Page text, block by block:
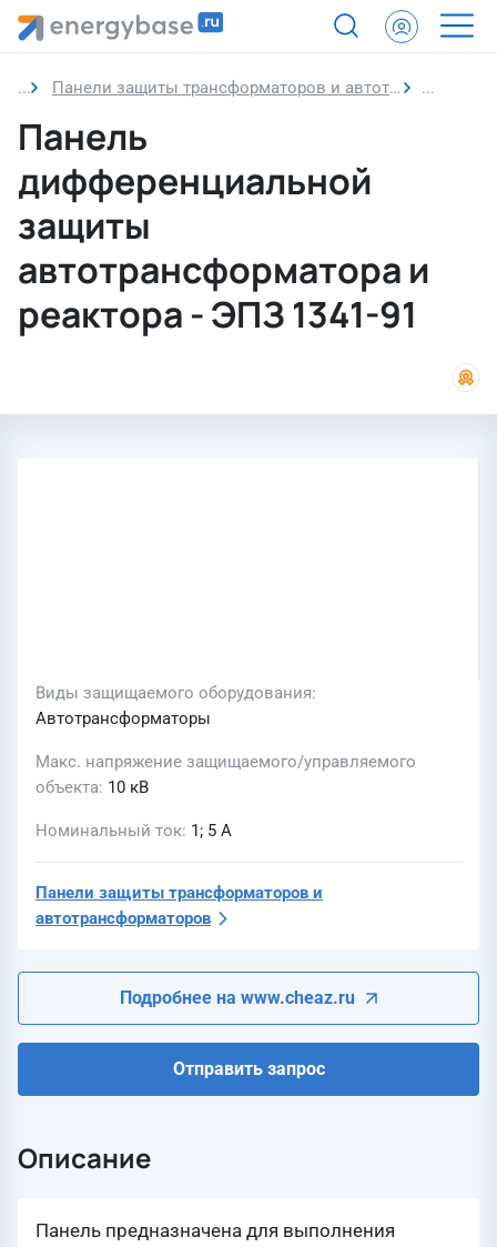
Панели защиты трансформаторов и автотрансформаторов Панель
Панель
дифференциальной
защиты
автотрансформатора и
реактора - ЭПЗ 1341-91
Виды защищаемого оборудования
Автотрансформаторы
Макс. напряжение защищаемого/управляемого
объекта 10 кВ
Номинальный ток 1; 5 А
Панели защиты трансформаторов и
автотрансформаторов
Подробнее на www.cheaz.ru
Отправить запрос
Описание
Панель предназначена для выполнения